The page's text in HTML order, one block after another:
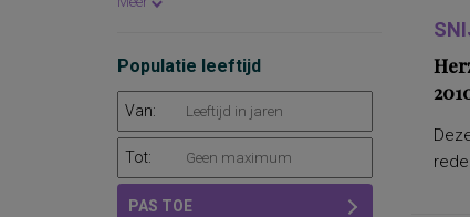
basisonderwijs
Populatie leeftijd
Van:
Tot:
PAS TOE